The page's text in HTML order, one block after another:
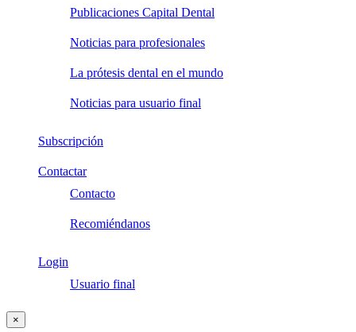
Publicaciones Capital Dental
Noticias para profesionales
La prótesis dental en el mundo
Noticias para usuario final
Subscripción
Contactar
Contacto
Recomiéndanos
Login
Usuario final
×